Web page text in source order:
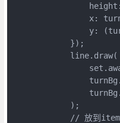
x:
y:
            });
            line.draw(
            );
// 放到